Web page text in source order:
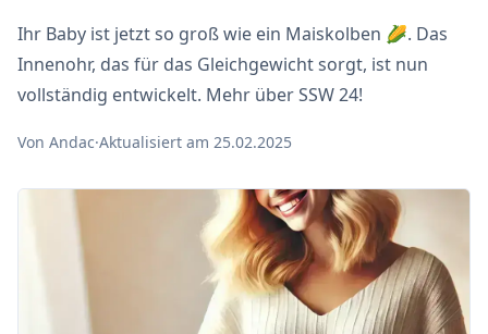
Ihr Baby ist jetzt so groß wie ein Maiskolben 🌽. Das
Innenohr, das für das Gleichgewicht sorgt, ist nun
vollständig entwickelt. Mehr über SSW 24!
Von Andac·Aktualisiert am 25.02.2025